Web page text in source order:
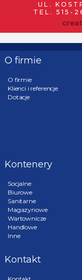
UL.
TEL. 515-
O firmie
O firmie
Klienci i referencje
Dotacje
Kontenery
Socjalne
Biurowe
Sanitarne
Magazynowe
Wartownicze
Handlowe
Inne
Kontakt